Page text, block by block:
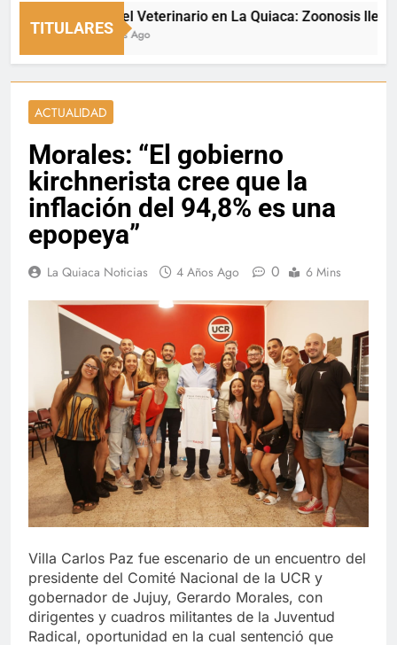
TITULARES
Día del Veterinario en La Quiaca: Zoonosis llevó
3 Horas Ago
ACTUALIDAD
Morales: “El gobierno
kirchnerista cree que la
inflación del 94,8% es una
epopeya”
La Quiaca Noticias 4 Años Ago 0 6 Mins
Villa Carlos Paz fue escenario de un encuentro del
presidente del Comité Nacional de la UCR y
gobernador de Jujuy, Gerardo Morales, con
dirigentes y cuadros militantes de la Juventud
Radical, oportunidad en la cual sentenció que